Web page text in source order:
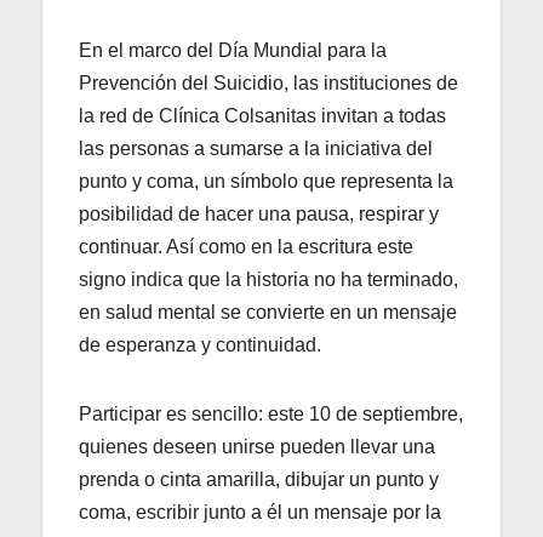
En el marco del Día Mundial para la
Prevención del Suicidio, las instituciones de
la red de Clínica Colsanitas invitan a todas
las personas a sumarse a la iniciativa del
punto y coma, un símbolo que representa la
posibilidad de hacer una pausa, respirar y
continuar. Así como en la escritura este
signo indica que la historia no ha terminado,
en salud mental se convierte en un mensaje
de esperanza y continuidad.
Participar es sencillo: este 10 de septiembre,
quienes deseen unirse pueden llevar una
prenda o cinta amarilla, dibujar un punto y
coma, escribir junto a él un mensaje por la